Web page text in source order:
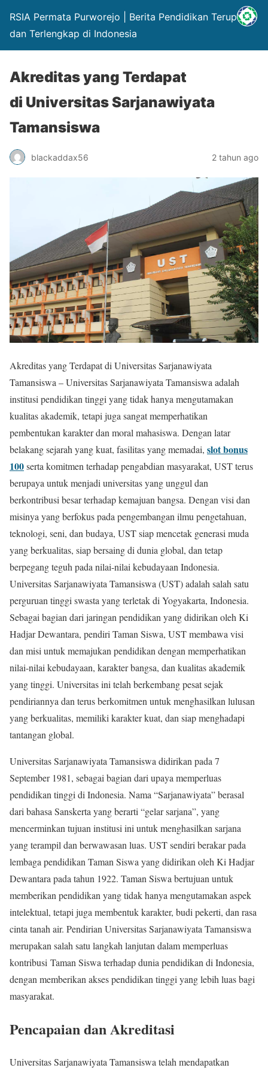
RSIA Permata Purworejo | Berita Pendidikan Terupdate
dan Terlengkap di Indonesia
Akreditas yang Terdapat
di Universitas Sarjanawiyata
Tamansiswa
blackaddax56 2 tahun ago
Akreditas yang Terdapat di Universitas Sarjanawiyata
Tamansiswa – Universitas Sarjanawiyata Tamansiswa adalah
institusi pendidikan tinggi yang tidak hanya mengutamakan
kualitas akademik, tetapi juga sangat memperhatikan
pembentukan karakter dan moral mahasiswa. Dengan latar
belakang sejarah yang kuat, fasilitas yang memadai, slot bonus
100serta komitmen terhadap pengabdian masyarakat, UST terus
berupaya untuk menjadi universitas yang unggul dan
berkontribusi besar terhadap kemajuan bangsa. Dengan visi dan
misinya yang berfokus pada pengembangan ilmu pengetahuan,
teknologi, seni, dan budaya, UST siap mencetak generasi muda
yang berkualitas, siap bersaing di dunia global, dan tetap
berpegang teguh pada nilai-nilai kebudayaan Indonesia.
Universitas Sarjanawiyata Tamansiswa (UST) adalah salah satu
perguruan tinggi swasta yang terletak di Yogyakarta, Indonesia.
Sebagai bagian dari jaringan pendidikan yang didirikan oleh Ki
Hadjar Dewantara, pendiri Taman Siswa, UST membawa visi
dan misi untuk memajukan pendidikan dengan memperhatikan
nilai-nilai kebudayaan, karakter bangsa, dan kualitas akademik
yang tinggi. Universitas ini telah berkembang pesat sejak
pendiriannya dan terus berkomitmen untuk menghasilkan lulusan
yang berkualitas, memiliki karakter kuat, dan siap menghadapi
tantangan global.
Universitas Sarjanawiyata Tamansiswa didirikan pada 7
September 1981, sebagai bagian dari upaya memperluas
pendidikan tinggi di Indonesia. Nama “Sarjanawiyata” berasal
dari bahasa Sanskerta yang berarti “gelar sarjana”, yang
mencerminkan tujuan institusi ini untuk menghasilkan sarjana
yang terampil dan berwawasan luas. UST sendiri berakar pada
lembaga pendidikan Taman Siswa yang didirikan oleh Ki Hadjar
Dewantara pada tahun 1922. Taman Siswa bertujuan untuk
memberikan pendidikan yang tidak hanya mengutamakan aspek
intelektual, tetapi juga membentuk karakter, budi pekerti, dan rasa
cinta tanah air. Pendirian Universitas Sarjanawiyata Tamansiswa
merupakan salah satu langkah lanjutan dalam memperluas
kontribusi Taman Siswa terhadap dunia pendidikan di Indonesia,
dengan memberikan akses pendidikan tinggi yang lebih luas bagi
masyarakat.
Pencapaian dan Akreditasi
Universitas Sarjanawiyata Tamansiswa telah mendapatkan